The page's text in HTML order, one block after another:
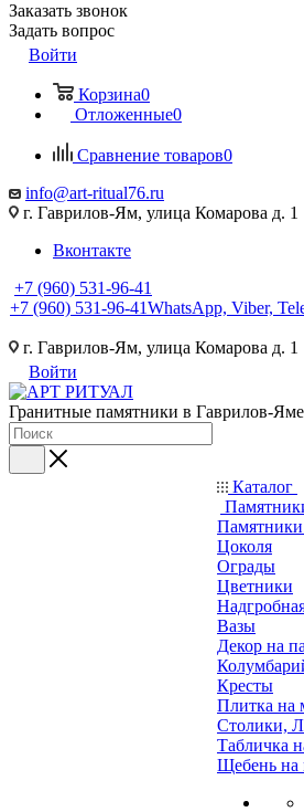
Заказать звонок
Задать вопрос
Войти
Корзина0
Отложенные0
Сравнение товаров0
info@art-ritual76.ru
г. Гаврилов-Ям, улица Комарова д. 1
Вконтакте
+7 (960) 531-96-41
+7 (960) 531-96-41WhatsApp, Viber,
г. Гаврилов-Ям, улица Комарова д. 1
Войти
Гранитные памятники в Гаврилов-Яме
Каталог
Цоколя
Ограды
Цветники
Вазы
Декор на
Кресты
Плитка на
Столики,
Табличка
Щебень на